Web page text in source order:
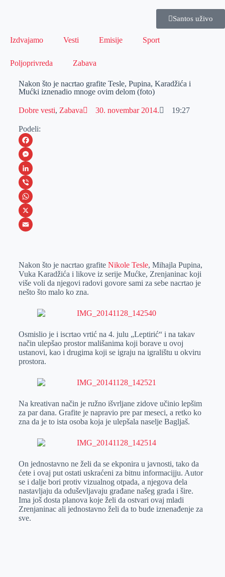
Santos uživo
Izdvajamo Vesti Emisije Sport
Poljoprivreda Zabava
Nakon što je nacrtao grafite Tesle, Pupina, Karadžića i
Mućki iznenadio mnoge ovim delom (foto)
Dobre vesti, Zabava 30. novembar 2014. 19:27
Podeli:
F
a
c
e
b
o
M
e
s
s
e
e
r
L
i
n
k
I
n
V
i
b
W
h
s
A
p
X
a
i
l
Nakon što je nacrtao grafite Nikole Tesle, Mihajla Pupina,
Vuka Karadžića i likove iz serije Mućke, Zrenjaninac koji
više voli da njegovi radovi govore sami za sebe nacrtao je
nešto što malo ko zna.
Osmislio je i iscrtao vrtić na 4. julu „Leptirić“ i na takav
način ulepšao prostor mališanima koji borave u ovoj
ustanovi, kao i drugima koji se igraju na igralištu u okviru
prostora.
Na kreativan način je ružno išvrljane zidove učinio lepšim
za par dana. Grafite je napravio pre par meseci, a retko ko
zna da je to ista osoba koja je ulepšala naselje Bagljaš.
On jednostavno ne želi da se ekponira u javnosti, tako da
ćete i ovaj put ostati uskraćeni za bitnu informacijju. Autor
se i dalje bori protiv vizualnog otpada, a njegova dela
nastavljaju da oduševljavaju građane našeg grada i šire.
Ima još dosta planova koje želi da ostvari ovaj mladi
Zrenjaninac ali jednostavno želi da to bude iznenađenje za
sve.